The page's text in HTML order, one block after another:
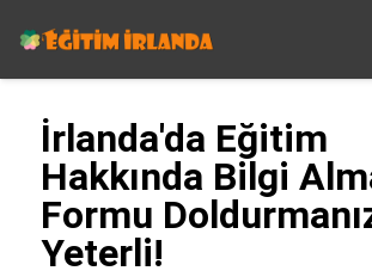
İrlanda'da Eğitim
Hakkında Bilgi
Formu
Yeterli!